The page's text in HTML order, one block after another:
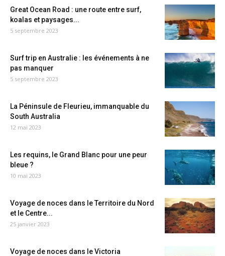
Great Ocean Road : une route entre surf,
koalas et paysages...
5 septembre 2023
Surf trip en Australie : les événements à ne
pas manquer
5 septembre 2023
La Péninsule de Fleurieu, immanquable du
South Australia
12 mai 2023
Les requins, le Grand Blanc pour une peur
bleue ?
10 mai 2023
Voyage de noces dans le Territoire du Nord
et le Centre...
25 janvier 2023
Voyage de noces dans le Victoria